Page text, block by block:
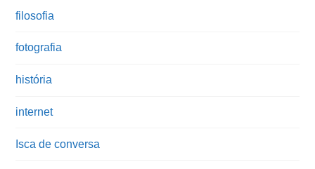
filosofia
fotografia
história
internet
Isca de conversa